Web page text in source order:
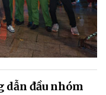
dẫn đầu nhóm